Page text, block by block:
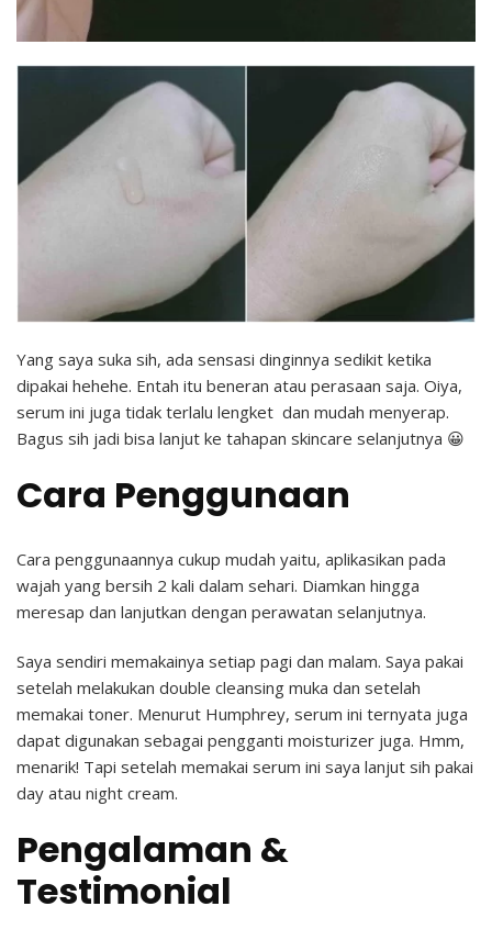
Yang saya suka sih, ada sensasi dinginnya sedikit ketika
dipakai hehehe. Entah itu beneran atau perasaan saja. Oiya,
serum ini juga tidak terlalu lengket dan mudah menyerap.
Bagus sih jadi bisa lanjut ke tahapan skincare selanjutnya 😀
Cara Penggunaan
Cara penggunaannya cukup mudah yaitu, aplikasikan pada
wajah yang bersih 2 kali dalam sehari. Diamkan hingga
meresap dan lanjutkan dengan perawatan selanjutnya.
Saya sendiri memakainya setiap pagi dan malam. Saya pakai
setelah melakukan double cleansing muka dan setelah
memakai toner. Menurut Humphrey, serum ini ternyata juga
dapat digunakan sebagai pengganti moisturizer juga. Hmm,
menarik! Tapi setelah memakai serum ini saya lanjut sih pakai
day atau night cream.
Pengalaman &
Testimonial